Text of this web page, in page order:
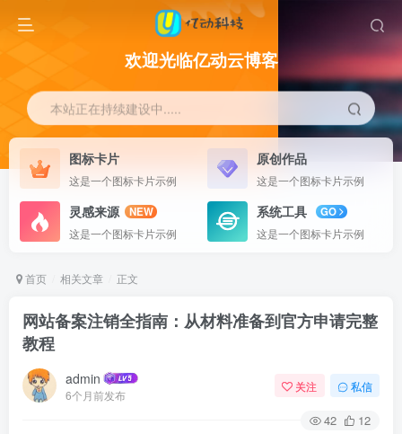
欢迎光临亿动云博客
本站正在持续建设中.....
图标卡片
这是一个图标卡片示例
原创作品
这是一个图标卡片示例
灵感来源
NEW
这是一个图标卡片示例
系统工具
GO
这是一个图标卡片示例
首页 相关文章 正文
网站备案注销全指南：从材料准备到官方申请完整
教程
admin
6个月前发布
关注 私信
42 12